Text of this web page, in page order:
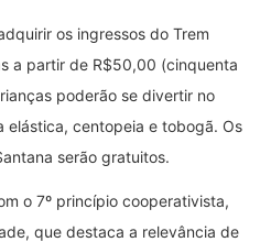
os ingressos do Trem
a partir de R$50,00 (cinquenta
poderão se divertir no
elástica, centopeia e tobogã. Os
serão gratuitos.
o 7º princípio cooperativista,
que destaca a relevância de